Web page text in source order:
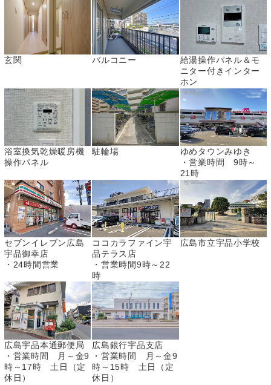
玄関 バルコニー
給湯操作パネル＆モ
ニター付きインター
ホン
浴室換気乾燥暖房機
操作パネル
駐輪場
ゆめタウンみゆき
・営業時間 9時～
21時
セブンイレブン広島
宇品御幸店
・24時間営業
ココカラファイン宇
品テラス店
・営業時間9時～22
時
広島市立宇品小学校
広島宇品本通郵便局
・営業時間 月～金9
時～17時 土日（定
休日）
広島銀行宇品支店
・営業時間 月～金9
時～15時 土日（定
休日）